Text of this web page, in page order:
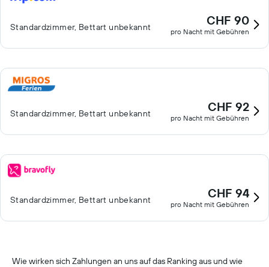
Standardzimmer, Bettart unbekannt CHF 90
pro Nacht mit Gebühren
Standardzimmer, Bettart unbekannt CHF 92
pro Nacht mit Gebühren
Standardzimmer, Bettart unbekannt CHF 94
pro Nacht mit Gebühren
Wie wirken sich Zahlungen an uns auf das Ranking aus und wie